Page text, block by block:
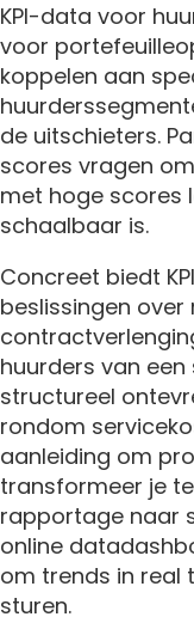
KPI-data voor
voor
koppelen aan
de uitschieters.
scores vragen
met hoge scores
schaalbaar is.
Concreet biedt
beslissingen over
huurders van
structureel
rondom
aanleiding om
transformeer je
rapportage naar
online
om trends in real
sturen.